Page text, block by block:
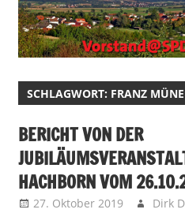
SCHLAGWORT: FRANZ
BERICHT VON DER
HACHBORN VOM
27. Oktober 2019 Dirk